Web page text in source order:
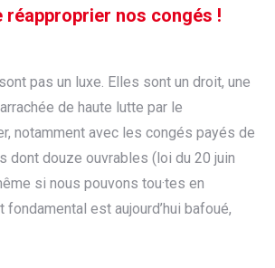
réapproprier nos congés !
pas un luxe. Elles sont un droit, une
de haute lutte par le
notamment avec les congés payés de
dont douze ouvrables (loi du 20 juin
si nous pouvons tou·tes en
est aujourd’hui bafoué,